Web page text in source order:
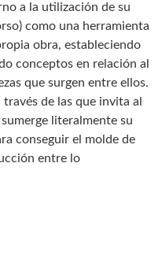
a la utilización de su
como una herramienta
obra, estableciendo
conceptos en relación al
que surgen entre ellos.
de las que invita al
literalmente su
conseguir el molde de
entre lo